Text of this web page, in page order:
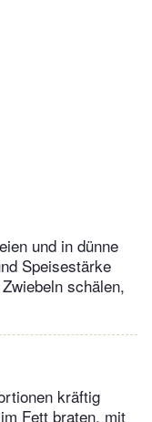
und in dünne
Speisestärke
schälen,
kräftig
Fett braten, mit